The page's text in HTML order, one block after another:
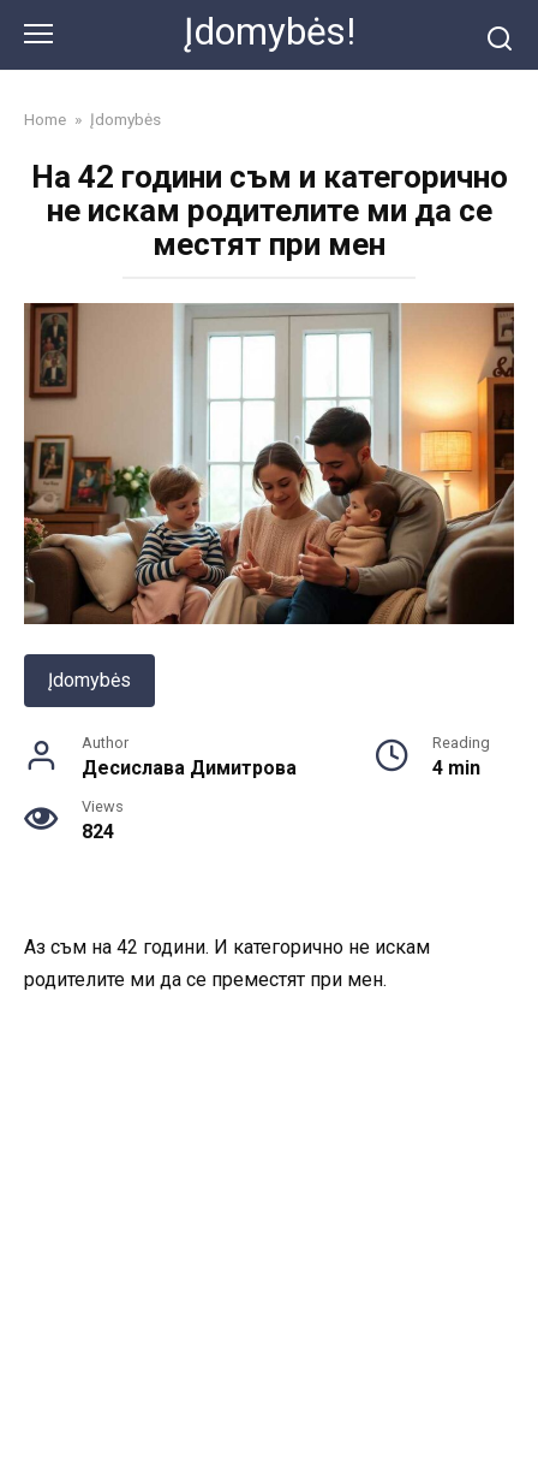
content
Įdomybės!
Home » Įdomybės
На 42 години съм и категорично
не искам родителите ми да се
местят при мен
Įdomybės
Author
Десислава Димитрова
Reading
4 min
Views
824
Аз съм на 42 години. И категорично не искам
родителите ми да се преместят при мен.